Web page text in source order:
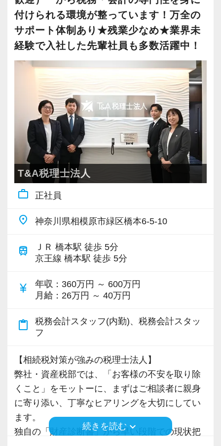
昇格のスピードも早く、やりがいや成長してい
る実感が得られやすい職場です。
等級制度でキャリアアップの道筋が明確になっ
ているので、目標を立ててどんどん達成してい
きましょう！
「こういうことをやってみたい！」という強い
思いがある人、大歓迎です！
険外交員・経理・事務などユニークな職歴を持
った仲間がたくさんいます。
共通しているのは“諦めない心”を持っているこ
と。
未経験のオフィスワークでも前向きに取り組み
続けることができる人、わからないことは一人
で悩まずにどんどん聞ける人は、ぐんぐん成長
できるはずです。
まったくの未経験者は、一通りの仕事に慣れる
までが大変かもしれません。
でも、同じように未経験から一人前になった先
輩がたくさんいます。
だからこそ未経験者の気持ちを理解しており、
話を聞いてくれる先輩がいつもそばにいるので
業界特有の“かたさ”がないのも当社の魅力です！
方へ
https://www.docswell.com/s/6513522481/ZN19XR-
【現役スタッフの声】
百貨店の美容部員から未経験で入社しました。
新しいことにチャレンジしてみたい、税金の知
識を身につけたいという思いから会計業界に飛
び込みました。
の信頼を得ることを大切にしていきたいと考え
ています。
他ではなかなか得ることができないスキルや経
験を積み、仕事の幅を広げてください。
【仕事もプライベートも大事にしたい！スキル
アップも図りたい！そんなあなたの希望を叶え
ます！】
他の事務所に比べ残業は少なくなっているの
は、スタッフ個々のスキルアップを大切にして
いるからです。
当事務所の最寄駅である大倉山駅から横浜駅ま
で電車で10分、渋谷駅まで20分です。
学校に通いながら資格取得にも挑戦できます。
とも連携をとっていますので、幅広いスキルア
ップも図れます。
事務所研修として外部機関の様々な研修にも出
ます。
所経験者を募集します】
スキルに合わせた仕事と経験を積んでくださ
い。
その後はあなたの意欲に応じて、幅広い業務に
携わることも可能です。
ぜひ当事務所で一緒にやっていきましょう。
付けられる環境が整っています！万全の
サポート体制あり★残業少なめ★業界未
経験で入社した先輩社員も多数活躍中！
T&A税理士法人
work_outline 正社員
place 神奈川県相模原市緑区橋本6-5-10
train
ＪＲ 橋本駅 徒歩 5分
京王線 橋本駅 徒歩 5分
currency_yen 年収 ：360万円 ～ 600万円
月給 ：26万円 ～ 40万円
content_paste
税務会計スタッフ(内勤)、税務会計スタッ
フ
【相続税対策が強みの税理士法人】
弊社・資産税部では、「お客様の不安を取り除
くこと」をモットーに、まずはご相談者に親身
に寄り添い、丁寧なヒアリングを大切にしてい
ます。
独自の「財産診断書」から早い段階での現状把
続きを読むkeyboard_arrow_down